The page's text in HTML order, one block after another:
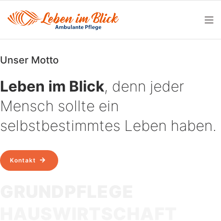
Unser Motto
Leben im Blick, denn jeder
Mensch sollte ein
selbstbestimmtes Leben haben.
Kontakt